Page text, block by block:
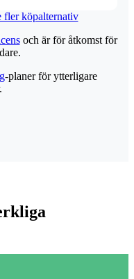
fler köpalternativ
och är för åtkomst för
-planer för ytterligare